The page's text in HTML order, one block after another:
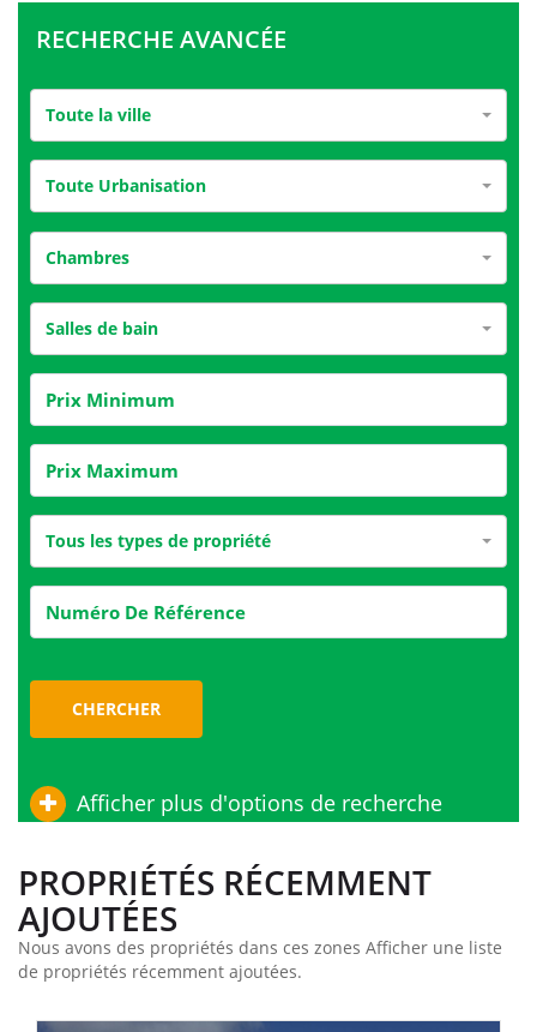
RECHERCHE AVANCÉE
Toute la ville
Toute Urbanisation
Chambres
Salles de bain
Tous les types de propriété
CHERCHER
Afficher plus d'options de recherche
PROPRIÉTÉS RÉCEMMENT
AJOUTÉES
Nous avons des propriétés dans ces zones Afficher une liste
de propriétés récemment ajoutées.